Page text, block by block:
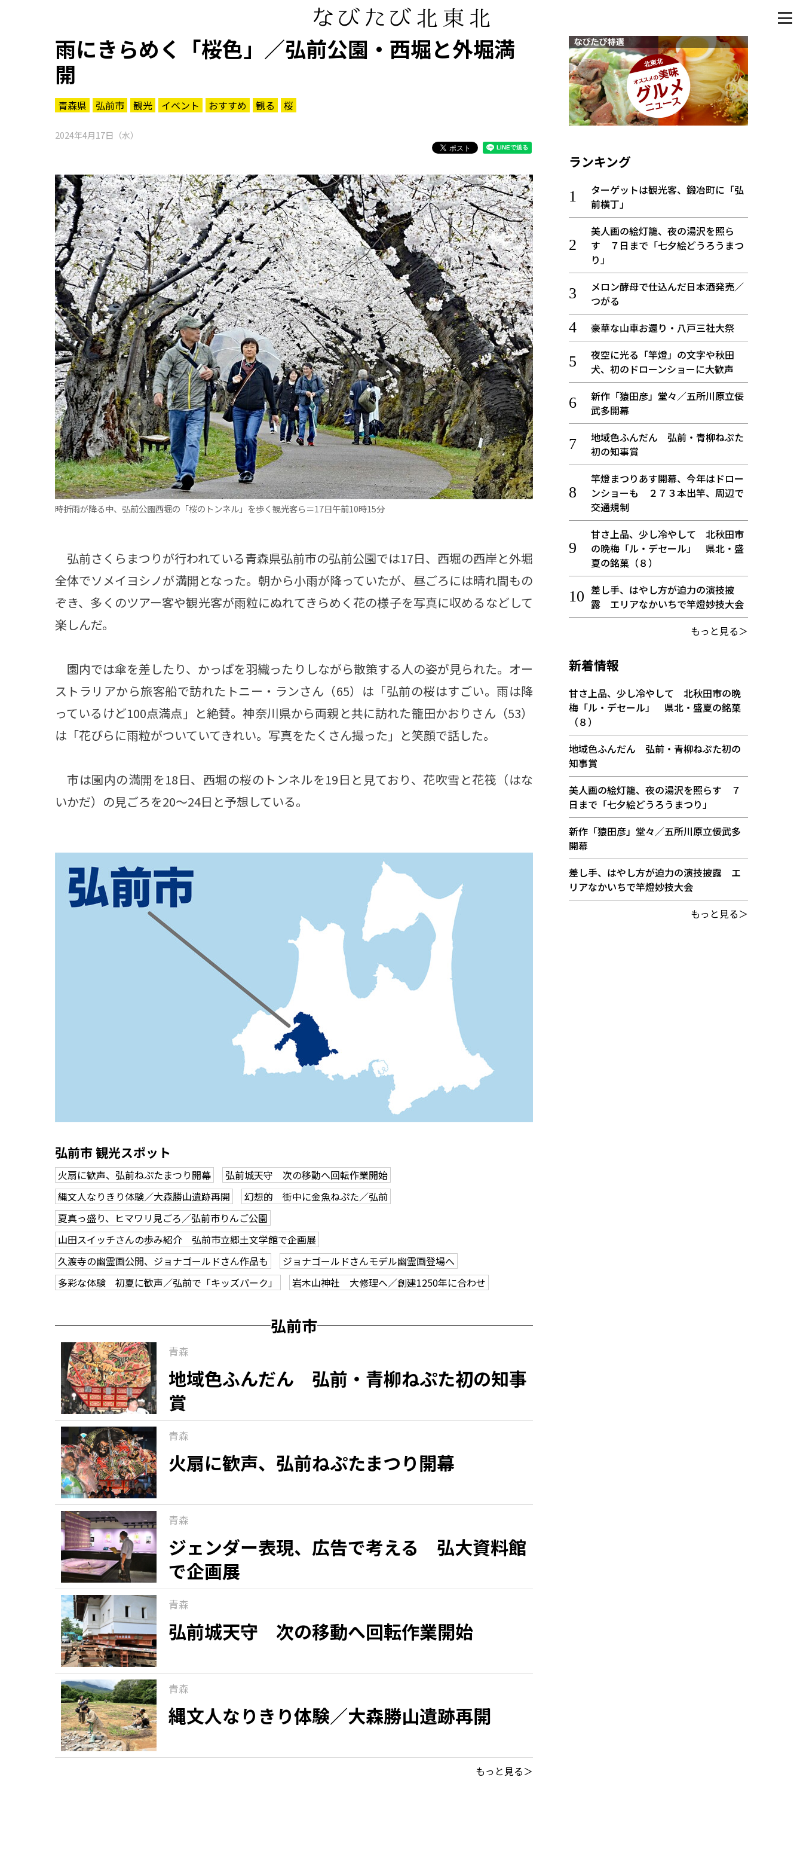
雨にきらめく「桜色」／弘前公園・西堀と外堀満
開
青森県 弘前市 観光 イベント おすすめ 観る 桜
2024年4月17日（水）
時折雨が降る中、弘前公園西堀の「桜のトンネル」を歩く観光客ら＝17日午前10時15分
弘前さくらまつりが行われている青森県弘前市の弘前公園では17日、西堀の西岸と外堀
全体でソメイヨシノが満開となった。朝から小雨が降っていたが、昼ごろには晴れ間もの
ぞき、多くのツアー客や観光客が雨粒にぬれてきらめく花の様子を写真に収めるなどして
楽しんだ。
園内では傘を差したり、かっぱを羽織ったりしながら散策する人の姿が見られた。オー
ストラリアから旅客船で訪れたトニー・ランさん（65）は「弘前の桜はすごい。雨は降
っているけど100点満点」と絶賛。神奈川県から両親と共に訪れた籠田かおりさん（53）
は「花びらに雨粒がついていてきれい。写真をたくさん撮った」と笑顔で話した。
市は園内の満開を18日、西堀の桜のトンネルを19日と見ており、花吹雪と花筏（はな
いかだ）の見ごろを20～24日と予想している。
弘前市 観光スポット
火扇に歓声、弘前ねぷたまつり開幕
弘前城天守 次の移動へ回転作業開始
縄文人なりきり体験／大森勝山遺跡再開
幻想的 街中に金魚ねぷた／弘前
夏真っ盛り、ヒマワリ見ごろ／弘前市りんご公園
山田スイッチさんの歩み紹介 弘前市立郷土文学館で企画展
久渡寺の幽霊画公開、ジョナゴールドさん作品も
ジョナゴールドさんモデル幽霊画登場へ
多彩な体験 初夏に歓声／弘前で「キッズパーク」
岩木山神社 大修理へ／創建1250年に合わせ
弘前市
青森
地域色ふんだん 弘前・青柳ねぷた初の知事
賞
青森
火扇に歓声、弘前ねぷたまつり開幕
青森
ジェンダー表現、広告で考える 弘大資料館
で企画展
青森
弘前城天守 次の移動へ回転作業開始
青森
縄文人なりきり体験／大森勝山遺跡再開
もっと見る＞
ランキング
ターゲットは観光客、鍛冶町に「弘
前横丁」
美人画の絵灯籠、夜の湯沢を照ら
す ７日まで「七夕絵どうろうまつ
り」
メロン酵母で仕込んだ日本酒発売／
つがる
豪華な山車お還り・八戸三社大祭
夜空に光る「竿燈」の文字や秋田
犬、初のドローンショーに大歓声
新作「猿田彦」堂々／五所川原立佞
武多開幕
地域色ふんだん 弘前・青柳ねぷた
初の知事賞
竿燈まつりあす開幕、今年はドロー
ンショーも ２７３本出竿、周辺で
交通規制
甘さ上品、少し冷やして 北秋田市
の晩梅「ル・デセール」 県北・盛
夏の銘菓（８）
差し手、はやし方が迫力の演技披
露 エリアなかいちで竿燈妙技大会
もっと見る＞
新着情報
甘さ上品、少し冷やして 北秋田市の晩
梅「ル・デセール」 県北・盛夏の銘菓
（８）
地域色ふんだん 弘前・青柳ねぷた初の
知事賞
美人画の絵灯籠、夜の湯沢を照らす ７
日まで「七夕絵どうろうまつり」
新作「猿田彦」堂々／五所川原立佞武多
開幕
差し手、はやし方が迫力の演技披露 エ
リアなかいちで竿燈妙技大会
もっと見る＞
パワースポット
まつり・イベント
おみやげ・特産
道の駅・産直
アウトドア・レジャー
ご当地グルメ